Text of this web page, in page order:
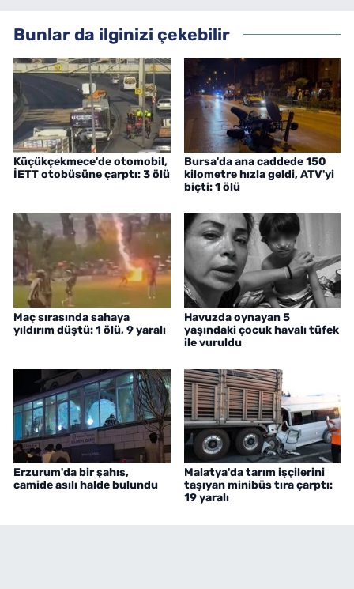
Bunlar da ilginizi çekebilir
Küçükçekmece'de otomobil,
İETT otobüsüne çarptı: 3 ölü
Bursa'da ana caddede 150
kilometre hızla geldi, ATV'yi
biçti: 1 ölü
Maç sırasında sahaya
yıldırım düştü: 1 ölü, 9 yaralı
Havuzda oynayan 5
yaşındaki çocuk havalı tüfek
ile vuruldu
Erzurum'da bir şahıs,
camide asılı halde bulundu
Malatya'da tarım işçilerini
taşıyan minibüs tıra çarptı:
19 yaralı